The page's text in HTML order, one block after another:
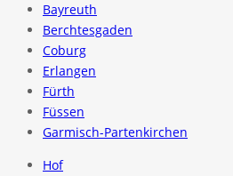
Bayreuth
Berchtesgaden
Coburg
Erlangen
Fürth
Füssen
Garmisch-Partenkirchen
Hof